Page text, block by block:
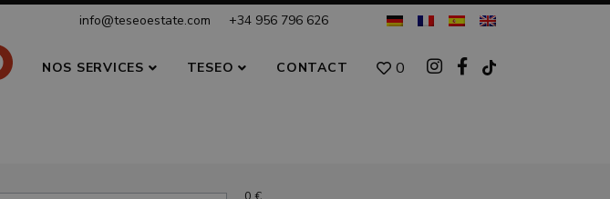
info@teseoestate.com +34 956 796 626
0
NOS SERVICES TESEO CONTACT